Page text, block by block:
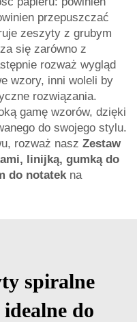
przepuszczać
zeszyty z grubym
się zarówno z
rozważ wygląd
wzory, inni woleli by
rozwiązania.
gamę wzorów, dzięki
do swojego stylu.
rozważ nasz Zestaw
linijką, gumką do
do notatek na
spiralne
do